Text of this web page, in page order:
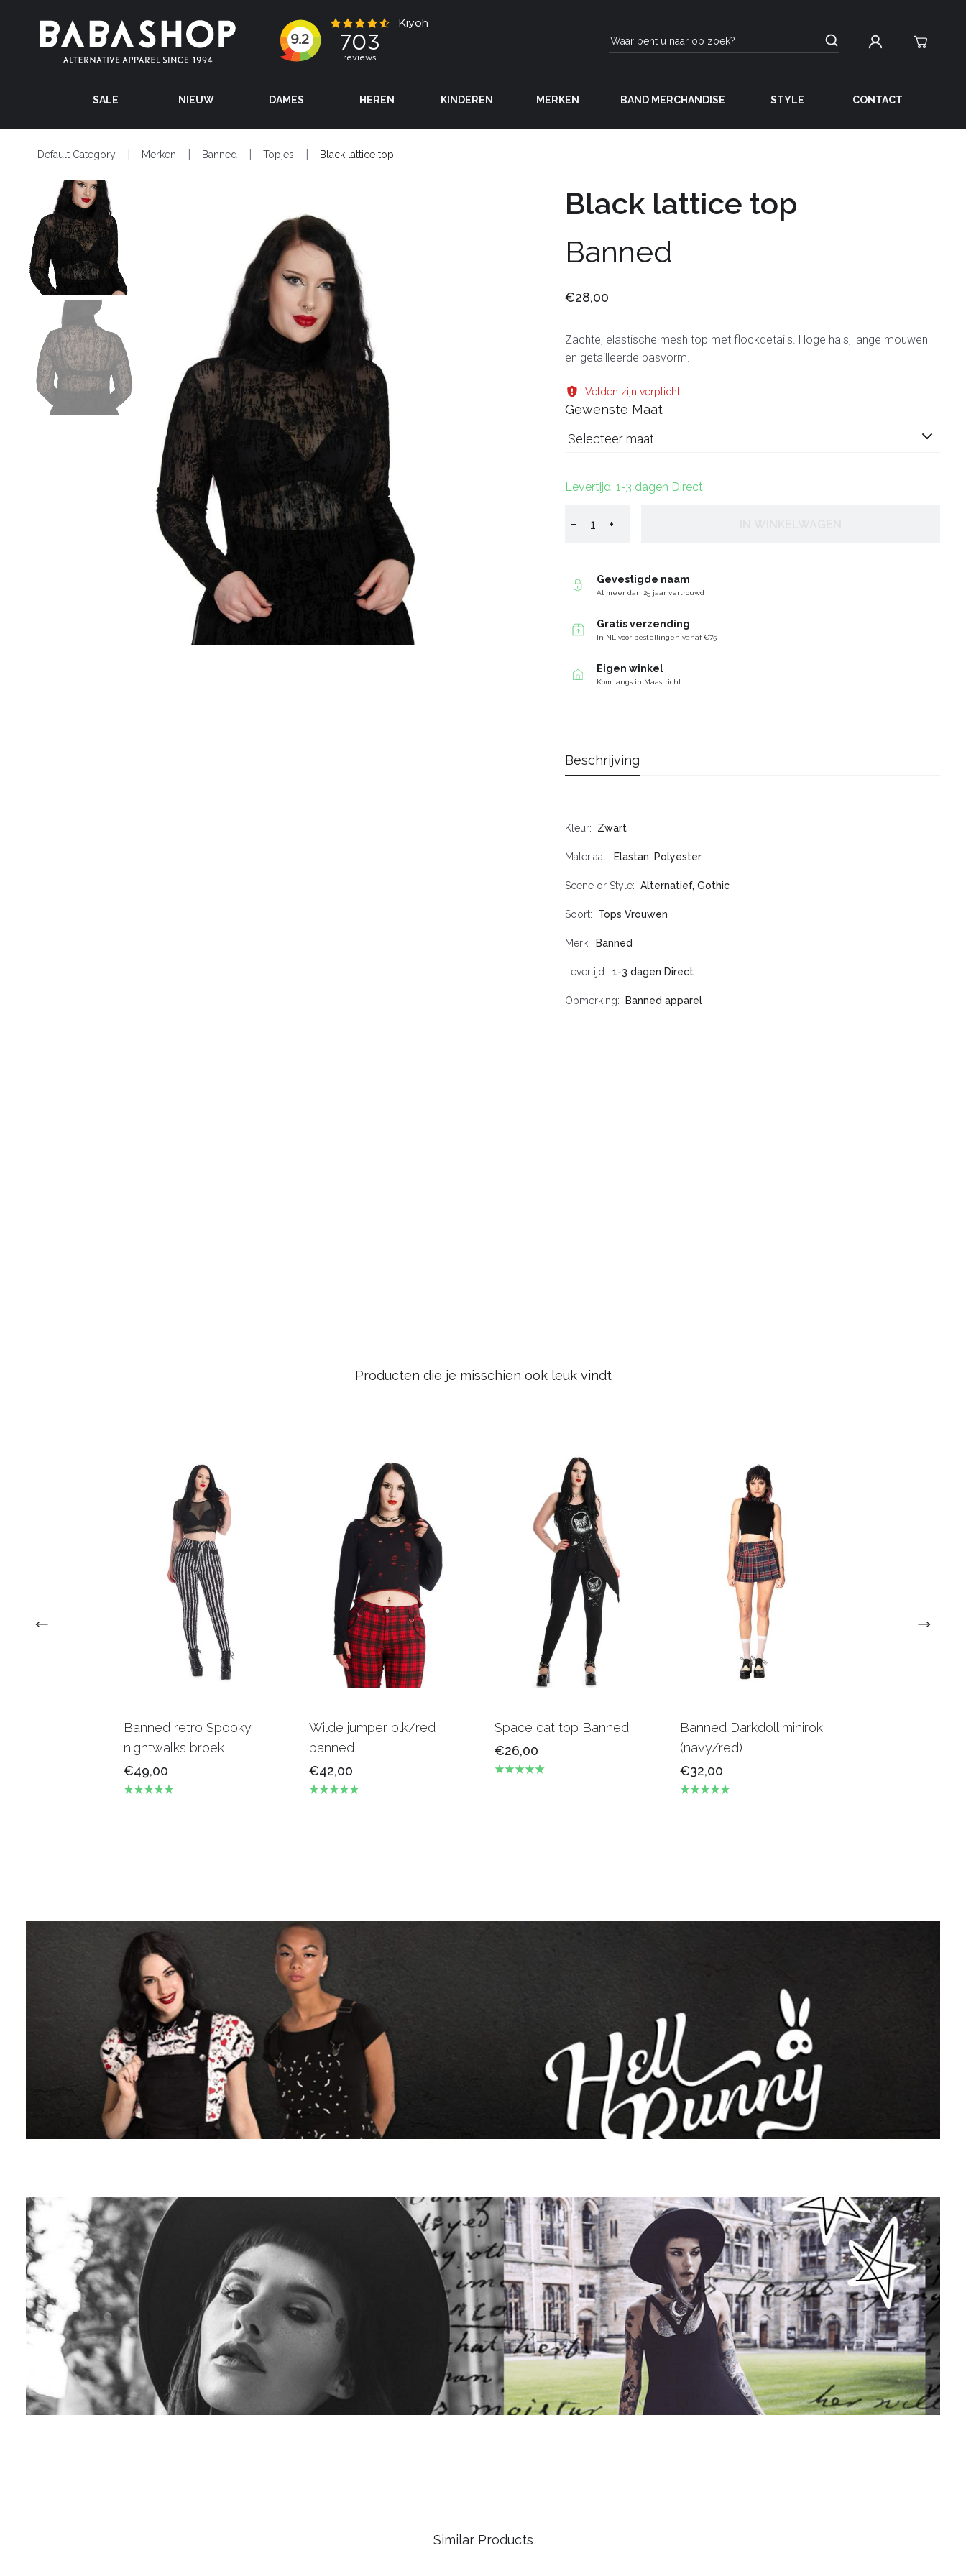
SALE NIEUW DAMES HEREN KINDEREN MERKEN BAND MERCHANDISE STYLE CONTACT
Default Category Merken Banned Topjes Black lattice top
Black lattice top
Banned
€28,00
Zachte, elastische mesh top met flockdetails. Hoge hals, lange mouwen
en getailleerde pasvorm.
Velden zijn verplicht.
Gewenste Maat
Selecteer maat
Levertijd: 1-3 dagen Direct
− +
Gevestigde naam
Al meer dan 25 jaar vertrouwd
Gratis verzending
In NL voor bestellingen vanaf €75
Eigen winkel
Kom langs in Maastricht
Beschrijving
Kleur Zwart
Materiaal Elastan, Polyester
Scene or Style Alternatief, Gothic
Soort Tops Vrouwen
Merk Banned
Levertijd 1-3 dagen Direct
Opmerking Banned apparel
Producten die je misschien ook leuk vindt
Banned retro Spooky
nightwalks broek
€49,00
Wilde jumper blk/red
banned
€42,00
Space cat top Banned
€26,00
Banned Darkdoll minirok
(navy/red)
€32,00
Similar Products